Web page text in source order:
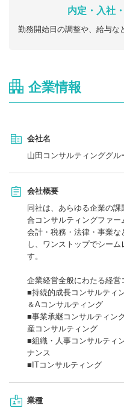
内定・入社
勤務開始日の調整や、給与な
企業情報
会社名
山田コンサルティンググル
会社概要
同社は、あらゆる企業の
合コンサルティングファー
会計・税務・法律・事業
し、ワンストップでシー
す。
企業経営全般にわたる経
■持続的成長コンサルテ
＆Aコンサルティング
■事業承継コンサルティ
産コンサルティング
■組織・人事コンサルテ
ナンス
■ITコンサルティング
業種